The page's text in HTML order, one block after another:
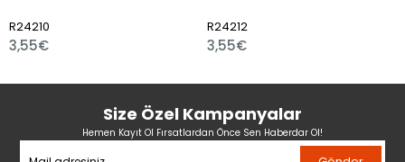
R24212
3,55€
Size Özel Kampanyalar
Hemen Kayıt Ol Fırsatlardan Önce Sen Haberdar Ol!